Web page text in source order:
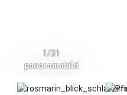
1/31
panoramabild